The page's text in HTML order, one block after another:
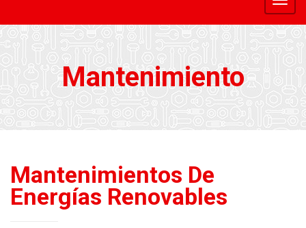
Mantenimiento
Mantenimientos De
Energías Renovables